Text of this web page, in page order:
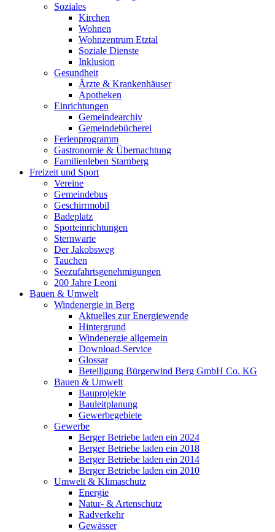
Soziales
Kirchen
Wohnen
Wohnzentrum Etztal
Soziale Dienste
Inklusion
Gesundheit
Ärzte & Krankenhäuser
Apotheken
Einrichtungen
Gemeindearchiv
Gemeindebücherei
Ferienprogramm
Gastronomie & Übernachtung
Familienleben Starnberg
Freizeit und Sport
Vereine
Gemeindebus
Geschirrmobil
Badeplatz
Sporteinrichtungen
Sternwarte
Der Jakobsweg
Tauchen
Seezufahrtsgenehmigungen
200 Jahre Leoni
Bauen & Umwelt
Windenergie in Berg
Aktuelles zur Energiewende
Hintergrund
Windenergie allgemein
Download-Service
Glossar
Beteiligung Bürgerwind Berg GmbH Co. KG
Bauen & Umwelt
Bauprojekte
Bauleitplanung
Gewerbegebiete
Gewerbe
Berger Betriebe laden ein 2024
Berger Betriebe laden ein 2018
Berger Betriebe laden ein 2014
Berger Betriebe laden ein 2010
Umwelt & Klimaschutz
Energie
Natur- & Artenschutz
Radverkehr
Gewässer